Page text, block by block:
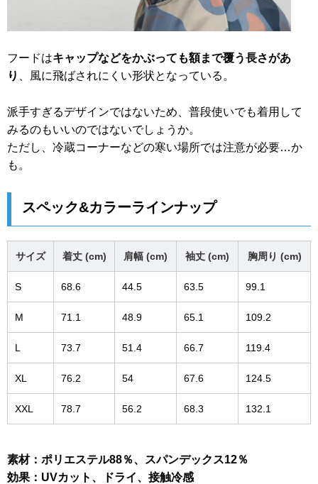
フードはキャップなどをかぶっても額まで覆う長さがあ
り
、風に飛ばされにくい形状となっている。
派手すぎるデザインではないため、普段使いでも着用して
みるのもいいのではないでしょうか。
ただし、冷蔵コーナーなどの寒い場所では注意が必要…か
も。
スペック&カラーラインナップ
サイズ 着丈 (cm) 肩幅 (cm) 袖丈 (cm) 胸周り (cm)
S 68.6 44.5 63.5 99.1
M 71.1 48.9 65.1 109.2
L 73.7 51.4 66.7 119.4
XL 76.2 54 67.6 124.5
XXL 78.7 56.2 68.3 132.1
素材：ポリエステル88％、スパンデックス12％
効果：UVカット、ドライ、接触冷感